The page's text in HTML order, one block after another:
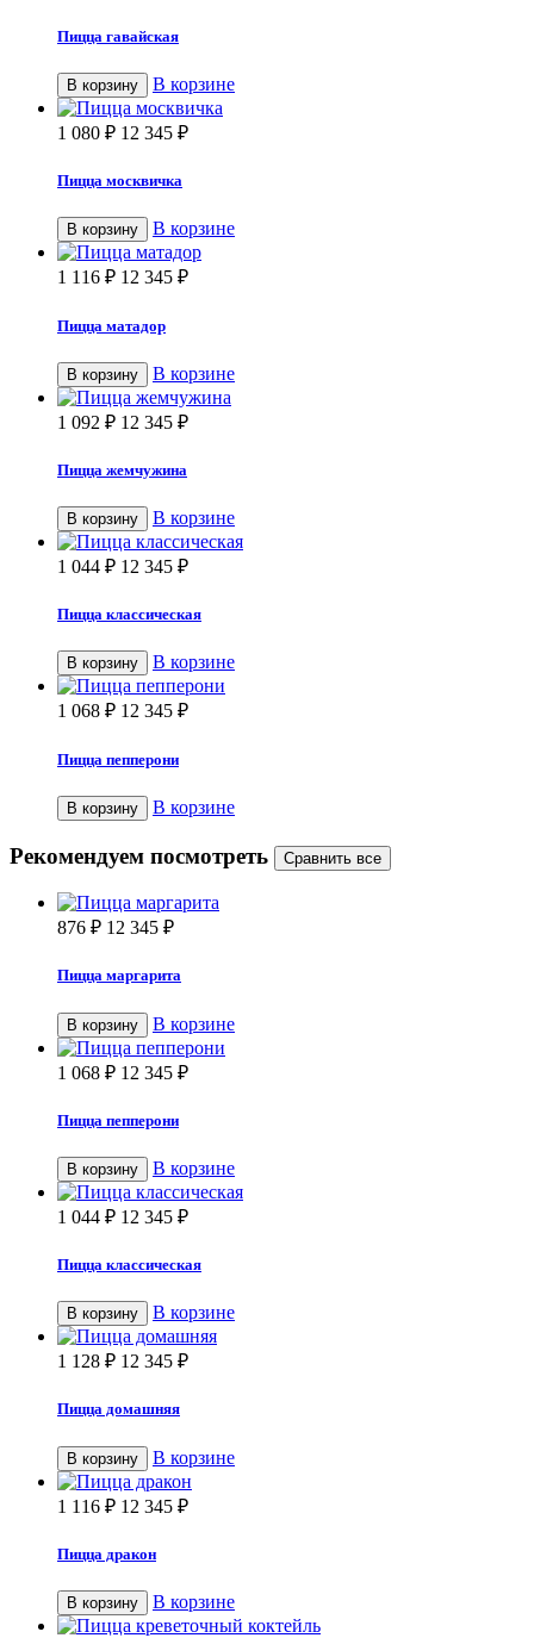
Пицца гавайская
В корзину В корзине
1 080 ₽ 12 345 ₽
Пицца москвичка
В корзину В корзине
1 116 ₽ 12 345 ₽
Пицца матадор
В корзину В корзине
1 092 ₽ 12 345 ₽
Пицца жемчужина
В корзину В корзине
1 044 ₽ 12 345 ₽
Пицца классическая
В корзину В корзине
1 068 ₽ 12 345 ₽
Пицца пепперони
В корзину В корзине
Рекомендуем посмотреть
876 ₽ 12 345 ₽
Пицца маргарита
В корзину В корзине
1 068 ₽ 12 345 ₽
Пицца пепперони
В корзину В корзине
1 044 ₽ 12 345 ₽
Пицца классическая
В корзину В корзине
1 128 ₽ 12 345 ₽
Пицца домашняя
В корзину В корзине
1 116 ₽ 12 345 ₽
Пицца дракон
В корзину В корзине